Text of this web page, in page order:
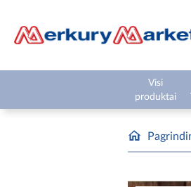
Visi
produktai